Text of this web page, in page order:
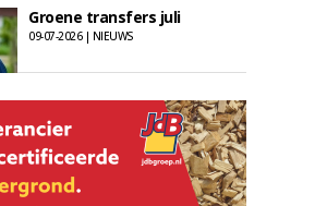
Groene transfers juli
09-07-2026 | NIEUWS